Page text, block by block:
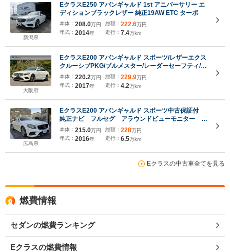
新潟県
EクラスE250 アバンギャルド 1st アニバーサリー エ
ディションブラックレザー 純正19AW ETC ターボ
本体： 208.0万円
年式： 2014年
総額： 222.6万円
走行： 7.4万km
大阪府
EクラスE200 アバンギャルド スポーツ/レザーエクス
クルーシブPKG/ブルメスター/レーダーセーフティ/エ
アバランスPKG/全周囲カメラ/黒革/前席パワーシー
ト・シートメモリー/シートヒーター/アンビエントラ
イト/ETC/純正AW
本体： 220.2万円
年式： 2017年
総額： 229.9万円
走行： 4.2万km
広島県
EクラスE200 アバンギャルド スポーツ中古保証付
純正ナビ フルセグ アラウンドビューモニター ブ
ルメスターサウンドシステム 360カメラ 黒革シー
ト レーダーセーフティパッケージ 衝突軽減ブレー
キ 純正19インチアルミ 外グリル ETC
本体： 215.0万円
年式： 2016年
総額： 228万円
走行： 6.5万km
Eクラスの中古車全てを見る
燃費情報
セダンの燃費ランキング
Eクラスの燃費情報